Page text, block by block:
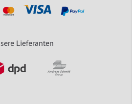
Lieferanten